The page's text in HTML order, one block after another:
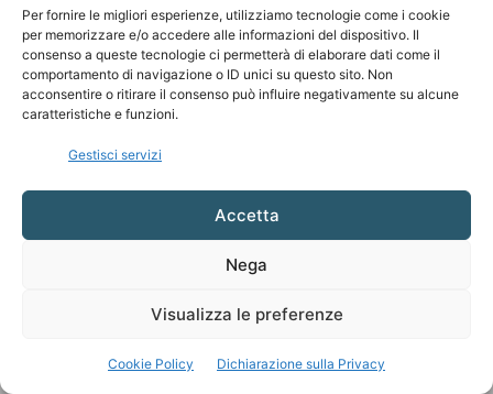
Per fornire le migliori esperienze, utilizziamo tecnologie come i cookie
per memorizzare e/o accedere alle informazioni del dispositivo. Il
consenso a queste tecnologie ci permetterà di elaborare dati come il
comportamento di navigazione o ID unici su questo sito. Non
acconsentire o ritirare il consenso può influire negativamente su alcune
caratteristiche e funzioni.
Gestisci servizi
Accetta
Nega
Visualizza le preferenze
Cookie Policy Dichiarazione sulla Privacy
CHI SIAMO
Contattaci:coelumastro@coelum.com